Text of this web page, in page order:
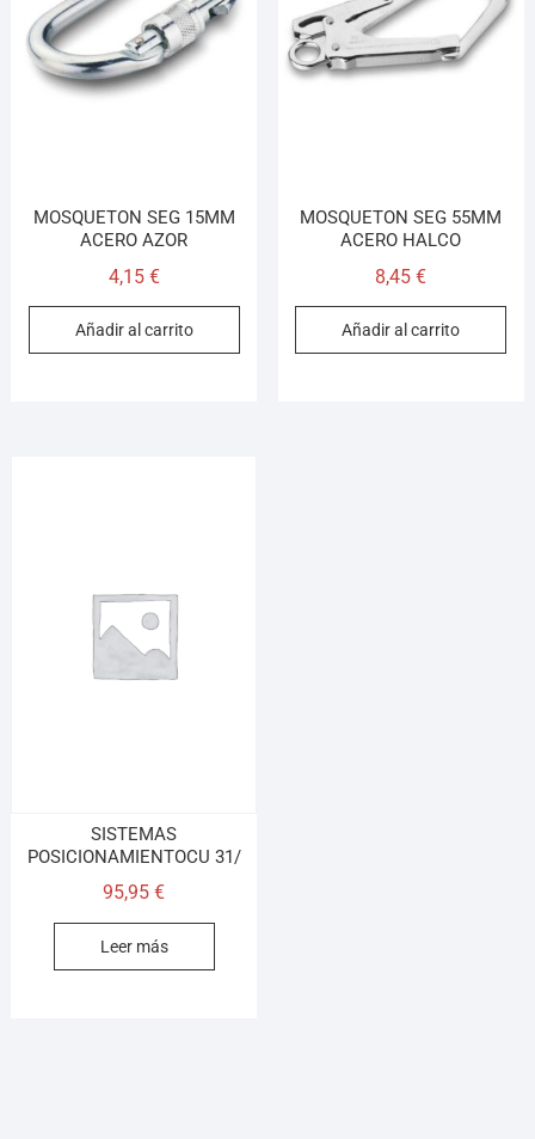
MOSQUETON SEG 15MM
ACERO AZOR
4,15 €
Añadir al carrito
MOSQUETON SEG 55MM
ACERO HALCO
8,45€
Añadir al carrito
SISTEMAS
POSICIONAMIENTOCU 31/
95,95€
Leer más